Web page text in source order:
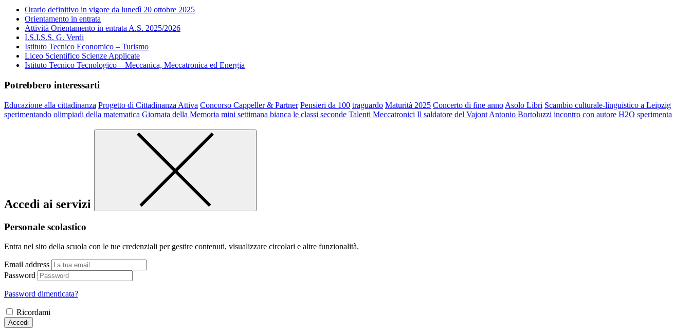
Orario definitivo in vigore da lunedì 20 ottobre 2025
Orientamento in entrata
Attività Orientamento in entrata A.S. 2025/2026
I.S.I.S.S. G. Verdi
Istituto Tecnico Economico – Turismo
Liceo Scientifico Scienze Applicate
Istituto Tecnico Tecnologico – Meccanica, Meccatronica ed Energia
Potrebbero interessarti
Educazione alla cittadinanza Progetto di Cittadinanza Attiva Concorso Cappeller & Partner Pensieri da 100 traguardo Maturità 2025 Concerto di fine anno Asolo Libri Scambio culturale-linguistico a Leipzig
sperimentando olimpiadi della matematica Giornata della Memoria mini settimana bianca le classi seconde Talenti Meccatronici Il saldatore del Vajont Antonio Bortoluzzi incontro con autore H2O sperimenta
Accedi ai servizi
Personale scolastico
Entra nel sito della scuola con le tue credenziali per gestire contenuti, visualizzare circolari e altre funzionalità.
Email address
Password
Password dimenticata?
Ricordami
Accedi